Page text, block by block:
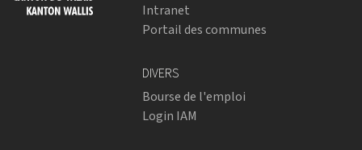
Intranet
Portail des communes
DIVERS
Bourse de l'emploi
Login IAM